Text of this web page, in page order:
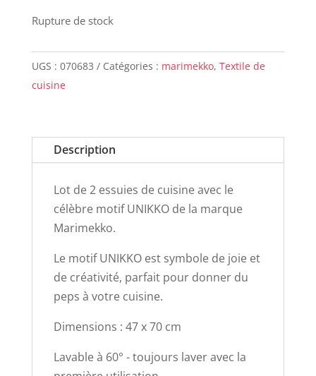
Rupture de stock
UGS : 070683 Catégories : marimekko, Textile de
cuisine
Description
Lot de 2 essuies de cuisine avec le
célèbre motif UNIKKO de la marque
Marimekko.
Le motif UNIKKO est symbole de joie et
de créativité, parfait pour donner du
peps à votre cuisine.
Dimensions : 47 x 70 cm
Lavable à 60° - toujours laver avec la